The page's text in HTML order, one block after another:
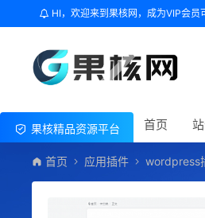
HI，欢迎来到果核网，成为VIP会员
果核精品资源平台 首页
首页 应用插件 wordpress